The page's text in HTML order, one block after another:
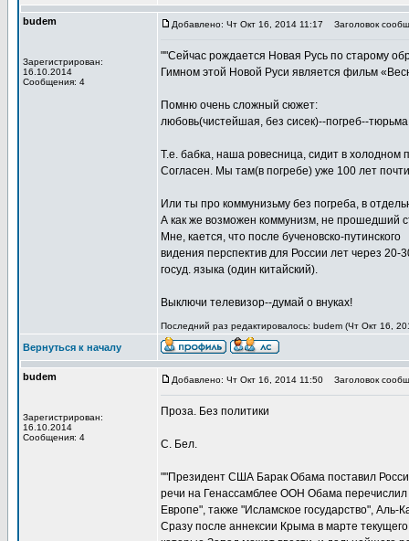
budem
Зарегистрирован:
16.10.2014
Сообщения: 4
Добавлено: Чт Окт 16, 2014 11:17 Заголовок
""Сейчас рождается Новая Русь по старому
Гимном этой Новой Руси является фильм
Помню очень сложный сюжет:
любовь(чистейшая, без сисек)--погреб--
Т.е. бабка, наша ровесница, сидит в холодном
Согласен. Мы там(в погребе) уже 100 лет
Или ты про коммунизьму без погреба, в
А как же возможен коммунизм, не прошедший
Мне, кается, что после бученовско-путинского
видения перспектив для России лет через 20-
госуд. языка (один китайский).
Выключи телевизор--думай о внуках!
Последний раз редактировалось: budem (Чт Окт 16,
Вернуться к началу
budem
Зарегистрирован:
16.10.2014
Сообщения: 4
Добавлено: Чт Окт 16, 2014 11:50 Заголовок
Проза. Без политики
С. Бел.
""Президент США Барак Обама поставил
речи на Генассамблее ООН Обама перечислил
Европе", также "Исламское государство", Аль-
Сразу после аннексии Крыма в марте